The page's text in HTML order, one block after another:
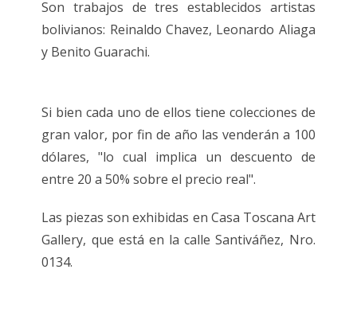
Son trabajos de tres establecidos artistas
bolivianos: Reinaldo Chavez, Leonardo Aliaga
y Benito Guarachi.
Si bien cada uno de ellos tiene colecciones de
gran valor, por fin de año las venderán a 100
dólares, "lo cual implica un descuento de
entre 20 a 50% sobre el precio real".
Las piezas son exhibidas en Casa Toscana Art
Gallery, que está en la calle Santiváñez, Nro.
0134.